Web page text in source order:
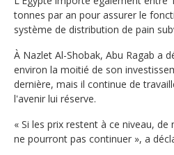
tonnes par an pour assurer le
système de distribution de pain
À Nazlet Al-Shobak, Abu Ragab a
environ la moitié de son
dernière, mais il continue de
l'avenir lui réserve.
« Si les prix restent à ce niveau,
ne pourront pas continuer », a